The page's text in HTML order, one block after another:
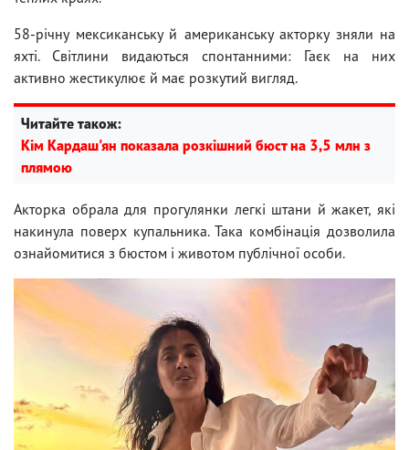
58-річну мексиканську й американську акторку зняли на
яхті. Світлини видаються спонтанними: Гаєк на них
активно жестикулює й має розкутий вигляд.
Читайте також:
Кім Кардаш'ян показала розкішний бюст на 3,5 млн з
плямою
Акторка обрала для прогулянки легкі штани й жакет, які
накинула поверх купальника. Така комбінація дозволила
ознайомитися з бюстом і животом публічної особи.